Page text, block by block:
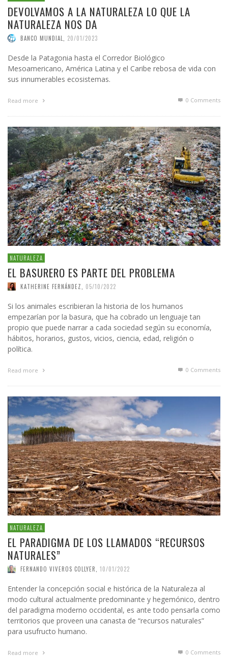
DEVOLVAMOS A LA NATURALEZA LO QUE LA
NATURALEZA NOS DA
BANCO MUNDIAL 20/01/2023
Desde la Patagonia hasta el Corredor Biológico
Mesoamericano, América Latina y el Caribe rebosa de vida con
sus innumerables ecosistemas.
Read more 0 Comments
NATURALEZA
EL BASURERO ES PARTE DEL PROBLEMA
KATHERINE FERNÁNDEZ 05/10/2022
Si los animales escribieran la historia de los humanos
empezarían por la basura, que ha cobrado un lenguaje tan
propio que puede narrar a cada sociedad según su economía,
hábitos, horarios, gustos, vicios, ciencia, edad, religión o
política.
Read more 0 Comments
NATURALEZA
EL PARADIGMA DE LOS LLAMADOS “RECURSOS
NATURALES”
FERNANDO VIVEROS COLLYER 10/01/2022
Entender la concepción social e histórica de la Naturaleza al
modo cultural actualmente predominante y hegemónico, dentro
del paradigma moderno occidental, es ante todo pensarla como
territorios que proveen una canasta de “recursos naturales”
para usufructo humano.
Read more 0 Comments